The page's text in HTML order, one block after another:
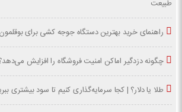
طبیعت
راهنمای خرید بهترین دستگاه جوجه کشی برای بوقلمون
چگونه دزدگیر اماکن امنیت فروشگاه را افزایش
طلا یا دلار؟ | کجا سرمایه‌گذاری کنیم تا سود بیشتری